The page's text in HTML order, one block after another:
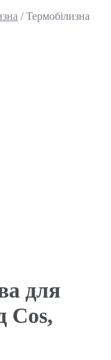
/Термобілизна
для
Cos,